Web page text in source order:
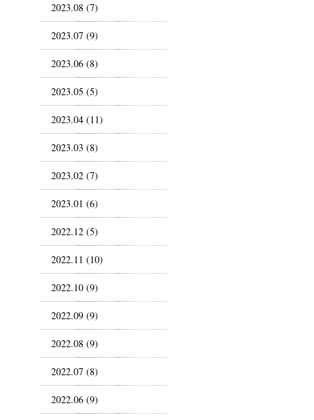
2023.08 (7)
2023.07 (9)
2023.06 (8)
2023.05 (5)
2023.04 (11)
2023.03 (8)
2023.02 (7)
2023.01 (6)
2022.12 (5)
2022.11 (10)
2022.10 (9)
2022.09 (9)
2022.08 (9)
2022.07 (8)
2022.06 (9)